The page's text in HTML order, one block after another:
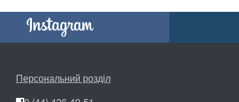
Персональний розділ